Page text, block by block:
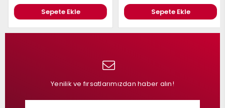
Sepete Ekle Sepete Ekle
Yenilik ve fırsatlarımızdan haber alın!